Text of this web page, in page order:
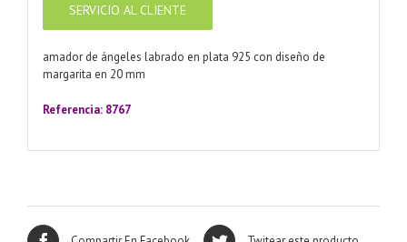
SERVICIO AL CLIENTE
amador de ángeles labrado en plata 925 con diseño de
margarita en 20 mm
Referencia: 8767